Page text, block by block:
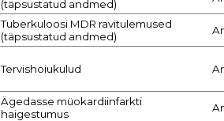
(täpsustatud andmed)
Tuberkuloosi MDR ravitulemused
(täpsustatud andmed)
Tervishoiukulud
Ägedasse müokardiinfarkti
haigestumus